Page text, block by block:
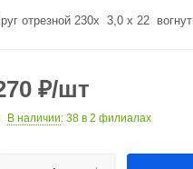
отрезной 230x 3,0 x 22
₽/шт
В наличии: 38 в 2 филиалах